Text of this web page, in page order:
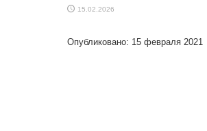
15.02.2026
Опубликовано: 15 февраля 2021